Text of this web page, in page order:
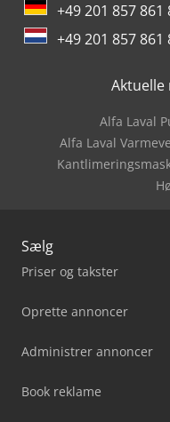
Jlg Sakselift
Jlg Teleskoplæsser
Jlg Toucan T12E
Jlg X20J Plus
+49 201 857 861
+49 201 857 861
Aktuelle
Alfa Laval
Alfa Laval
Sælg
Priser og takster
Oprette annoncer
Administrer annoncer
Book reklame